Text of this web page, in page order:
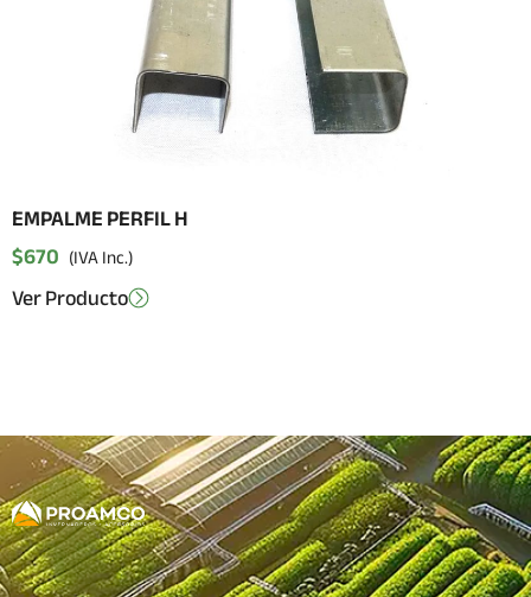
EMPALME PERFIL H
$670 (IVA Inc.)
Ver Producto